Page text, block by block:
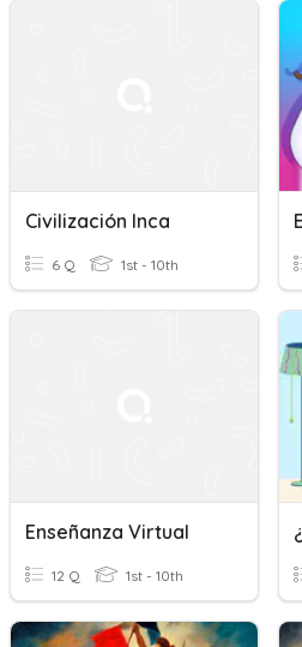
Civilización Inca
6 Q 1st - 10th
Enseñanza Virtual
12 Q 1st - 10th